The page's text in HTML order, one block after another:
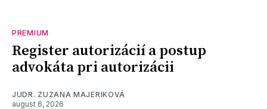
PREMIUM
Register autorizácií a postup
advokáta pri autorizácii
JUDR. ZUZANA MAJERIKOVÁ
august 6, 2026